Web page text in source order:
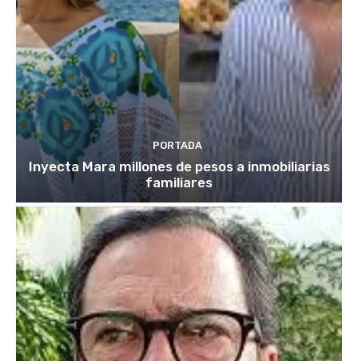
PORTADA
Inyecta Mara millones de pesos a inmobiliarias
familiares